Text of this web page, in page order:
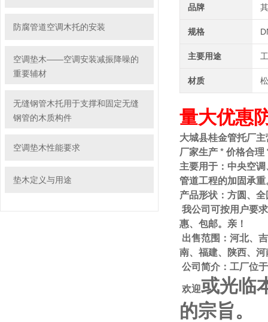
防腐管道空调木托的安装
空调垫木——空调安装减振降噪的
重要辅材
无缝钢管木托用于支撑和固定无缝
钢管的木质构件
空调垫木性能要求
垫木定义与用途
品牌
规格
主要用途
材质
量大优惠
大城县桂金管托厂
厂家生产 * 价格合
主要用于：中央空
管道工程的加固
产品形状：方圆、
我公司可按用户要
惠、包邮。亲！
出售范围：河北、
南、福建、陕西、
公司简介：工厂位
欢迎或光临
的宗旨。